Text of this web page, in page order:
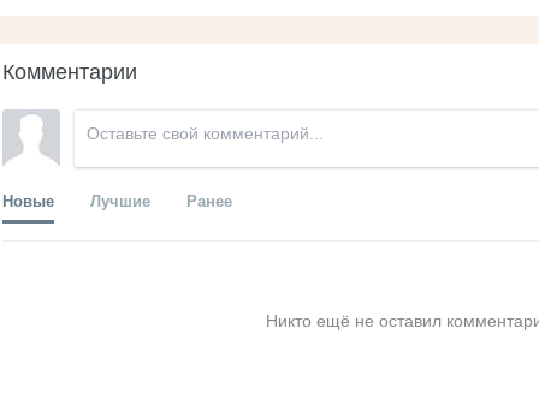
Комментарии
Новые Лучшие Ранее
Никто ещё не оставил